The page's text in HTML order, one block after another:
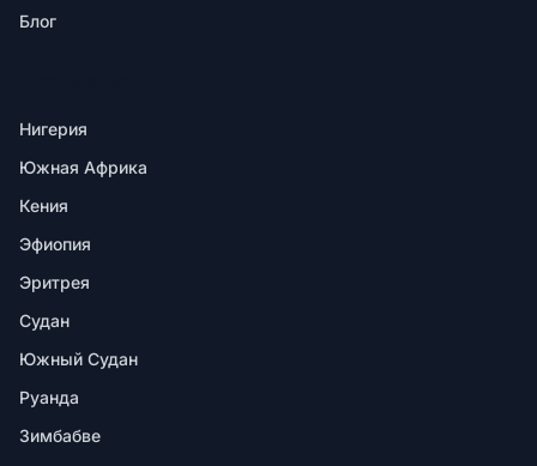
Блог
Нигерия
Южная Африка
Кения
Эфиопия
Эритрея
Судан
Южный Судан
Руанда
Зимбабве